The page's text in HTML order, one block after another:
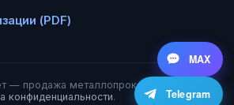
(PDF)
— продажа металлопроката в Санкт-
конфиденциальности.
MAX
Telegram